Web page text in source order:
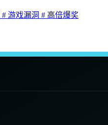
# 游戏漏洞 # 高倍爆奖